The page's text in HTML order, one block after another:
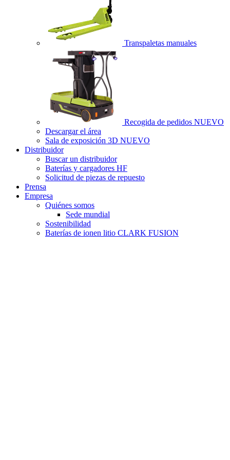
Transpaletas manuales
Recogida de pedidos NUEVO
Descargar el área
Sala de exposición 3D NUEVO
Distribuidor
Buscar un distribuidor
Baterías y cargadores HF
Solicitud de piezas de repuesto
Prensa
Empresa
Quiénes somos
Sede mundial
Sostenibilidad
Baterías de ionen litio CLARK FUSION